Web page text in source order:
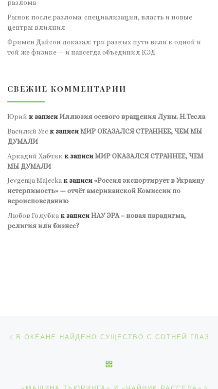
разлома
Рынок после разлома: специализация, власть и новые
центры влияния
Фримен Дайсон доказал: три разных пути вели к одной и
той же физике — и навсегда объединил КЭД
СВЕЖИЕ КОММЕНТАРИИ
Юрий к записиИллюзия осевого вращения Луны. Н.Тесла
Василий Усс к записиМИР ОКАЗАЛСЯ СТРАННЕЕ, ЧЕМ МЫ
ДУМАЛИ
Аркадий Хабчик к записиМИР ОКАЗАЛСЯ СТРАННЕЕ, ЧЕМ
МЫ ДУМАЛИ
Jevgenija Maļeckaк записи«Россия экспортирует в Украину
нетерпимость» — отчёт американской Комиссии по
вероисповеданию
Любов Голубка к записиНАУ ЭРА – новая парадигма,
религия или бизнес?
Навигация по записям
В ОКЕАНЕ НАЙДЕНО СУЩЕСТВО С СОТНЕЙ ГЛАЗ